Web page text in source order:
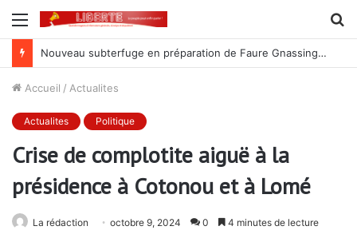
Menu
Nouveau subterfuge en préparation de Faure Gnassingbé pour ne jamais partir ; les Togolais disent non et sont vent debout
Accueil / Actualites
Actualites Politique
Crise de complotite aiguë à la
présidence à Cotonou et à Lomé
La rédaction octobre 9, 2024 0 4 minutes de lecture